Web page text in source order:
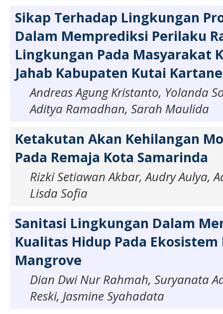
Sikap Terhadap Lingkungan
Dalam Memprediksi Perilaku
Lingkungan Pada Masyarakat
Jahab Kabupaten Kutai
Andreas Agung Kristanto, Yolanda
Aditya Ramadhan, Sarah Maulida
Ketakutan Akan Kehilangan
Pada Remaja Kota Samarinda
Rizki Setiawan Akbar, Audry Aulya,
Lisda Sofia
Sanitasi Lingkungan Dalam
Kualitas Hidup Pada
Mangrove
Dian Dwi Nur Rahmah, Suryanata
Reski, Jasmine Syahadata